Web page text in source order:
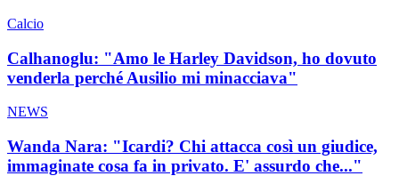
Calcio
Calhanoglu: "Amo le Harley Davidson, ho dovuto
venderla perché Ausilio mi minacciava"
NEWS
Wanda Nara: "Icardi? Chi attacca così un giudice,
immaginate cosa fa in privato. E' assurdo che..."